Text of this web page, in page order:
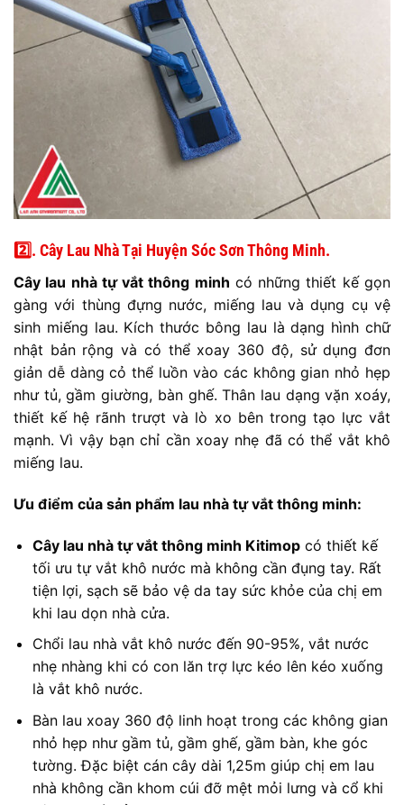
2️⃣. Cây Lau Nhà Tại Huyện Sóc Sơn Thông Minh.
Cây lau nhà tự vắt thông minh có những thiết kế gọn
gàng với thùng đựng nước, miếng lau và dụng cụ vệ
sinh miếng lau. Kích thước bông lau là dạng hình chữ
nhật bản rộng và có thể xoay 360 độ, sử dụng đơn
giản dễ dàng cỏ thể luồn vào các không gian nhỏ hẹp
như tủ, gầm giường, bàn ghế. Thân lau dạng vặn xoáy,
thiết kế hệ rãnh trượt và lò xo bên trong tạo lực vắt
mạnh. Vì vậy bạn chỉ cần xoay nhẹ đã có thể vắt khô
miếng lau.
Ưu điểm của sản phẩm lau nhà tự vắt thông minh:
Cây lau nhà tự vắt thông minh Kitimopcó thiết kế
tối ưu tự vắt khô nước mà không cần đụng tay. Rất
tiện lợi, sạch sẽ bảo vệ da tay sức khỏe của chị em
khi lau dọn nhà cửa.
Chổi lau nhà vắt khô nước đến 90-95%, vắt nước
nhẹ nhàng khi có con lăn trợ lực kéo lên kéo xuống
là vắt khô nước.
Bàn lau xoay 360 độ linh hoạt trong các không gian
nhỏ hẹp như gầm tủ, gầm ghế, gầm bàn, khe góc
tường. Đặc biệt cán cây dài 1,25m giúp chị em lau
nhà không cần khom cúi đỡ mệt mỏi lưng và cổ khi